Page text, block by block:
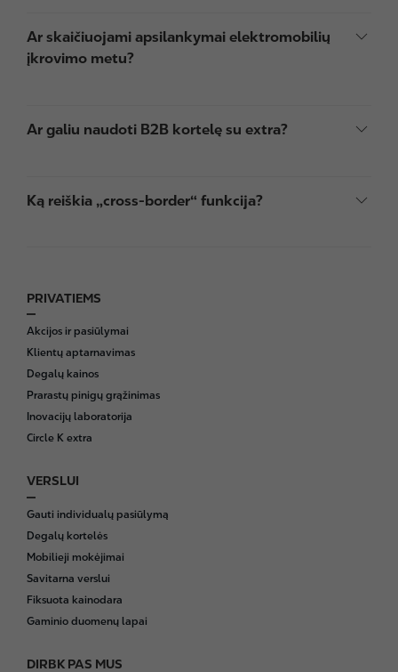
Ar skaičiuojami apsilankymai elektromobilių
įkrovimo metu?
Ar galiu naudoti B2B kortelę su extra?
Ką reiškia „cross-border“ funkcija?
F
o
o
t
e
r
PRIVATIEMS
Akcijos ir pasiūlymai
Klientų aptarnavimas
Degalų kainos
Prarastų pinigų grąžinimas
Inovacijų laboratorija
Circle K extra
VERSLUI
Gauti individualų pasiūlymą
Degalų kortelės
Mobilieji mokėjimai
Savitarna verslui
Fiksuota kainodara
Gaminio duomenų lapai
DIRBK PAS MUS